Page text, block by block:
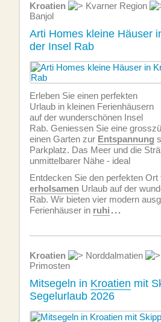
Kroatien
Kvarner Region
Banjol
Arti Homes kleine Häuser
der Insel Rab
Erleben Sie einen perfekten
Urlaub in kleinen Ferienhäusern
auf der wunderschönen Insel
Rab. Geniessen Sie eine
einen Garten zur Entspannung
Parkplatz. Das Meer und die
unmittelbarer Nähe - ideal
Entdecken Sie den perfekten Ort
erholsamen Urlaub auf der
Rab. Wir bieten vier modern
Ferienhäuser in ruhi ...
Kroatien Norddalmatien
Primosten
Mitsegeln in Kroatien mit
Segelurlaub 2026